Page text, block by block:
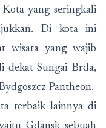
yang seringkali
Di kota ini
wisata yang wajib
Sungai Brda,
Pantheon.
terbaik lainnya di